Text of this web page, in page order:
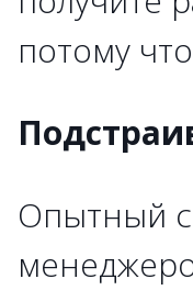
потому
Опытный